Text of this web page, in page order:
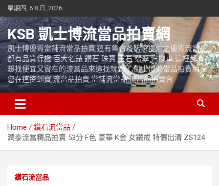
Skip
to
content
星期四, 6 8 月, 2026
KSB 凱士博流當品拍賣網
凱士博優質當舖流當品拍賣,這有集合各店家提供之優質流當品,
都有品質保證 百大名錶 鑽石 珠寶 玉石 翡翠 汽機車 這裡都有
想找便宜又實在的流當品來這找就對了,凱士博流當品拍賣網祝
您在這挖到寶,流當品拍賣,當舖流當品,流當品拍賣會
Home
鑽石流當品
潤泰流當精品拍賣 53分 F色 豪華 K金 女鑽戒 特價出清 ZS124
鑽石流當品